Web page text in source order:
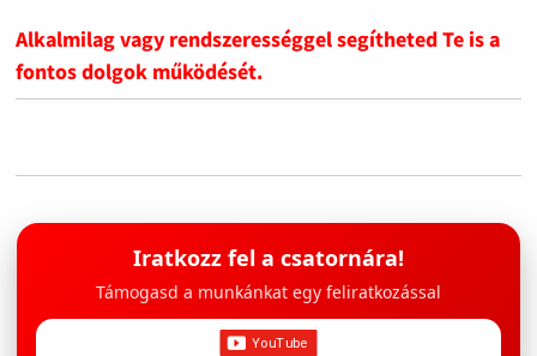
Alkalmilag vagy rendszerességgel segítheted Te is a
fontos dolgok működését.
Iratkozz fel a csatornára!
Támogasd a munkánkat egy feliratkozással